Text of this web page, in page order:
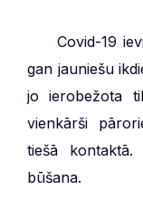
Covid-19
gan jauniešu
jo ierobežota
vienkārši
tiešā
būšana.